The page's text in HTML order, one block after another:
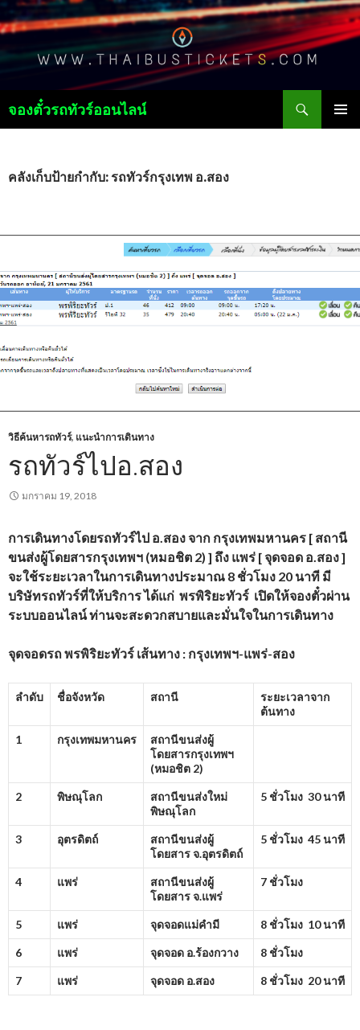
จองตั๋วรถทัวร์ออนไลน์
เนื้อหา
คลังเก็บป้ายกำกับ: รถทัวร์กรุงเทพ อ.สอง
วิธีค้นหารถทัวร์, แนะนำการเดินทาง
รถทัวร์ไปอ.สอง
มกราคม 19, 2018
การเดินทางโดยรถทัวร์ไป อ.สองจาก กรุงเทพมหานคร [ สถานี
ขนส่งผู้โดยสารกรุงเทพฯ (หมอชิต 2) ] ถึง แพร่ [ จุดจอด อ.สอง ]
จะใช้ระยะเวลาในการเดินทางประมาณ 8 ชั่วโมง 20 นาที มี
บริษัทรถทัวร์ที่ให้บริการได้แก่ พรพิริยะทัวร์ เปิดให้จองตั๋วผ่าน
ระบบออนไลน์ ท่านจะสะดวกสบายและมั่นใจในการเดินทาง
จุดจอดรถ พรพิริยะทัวร์ เส้นทาง : กรุงเทพฯ-แพร่-สอง
ลำดับ ชื่อจังหวัด สถานี
ระยะเวลาจาก
ต้นทาง
1 กรุงเทพมหานคร
สถานีขนส่งผู้
โดยสารกรุงเทพฯ
(หมอชิต 2)
2 พิษณุโลก
สถานีขนส่งใหม่
พิษณุโลก
5 ชั่วโมง 30 นาที
3 อุตรดิตถ์
สถานีขนส่งผู้
โดยสาร จ.อุตรดิตถ์
5 ชั่วโมง 45 นาที
4 แพร่
สถานีขนส่งผู้
โดยสาร จ.แพร่
7 ชั่วโมง
5 แพร่ จุดจอดแม่คำมี 8 ชั่วโมง 10 นาที
6 แพร่ จุดจอด อ.ร้องกวาง 8 ชั่วโมง
7 แพร่ จุดจอด อ.สอง 8 ชั่วโมง 20 นาที